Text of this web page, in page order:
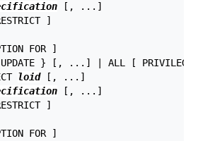
[, ...]
]
FOR ]
} [, ...] | ALL [
loid [, ...]
[, ...]
]
FOR ]